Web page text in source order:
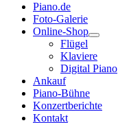
Piano.de
Foto-Galerie
Online-Shop
Flügel
Klaviere
Digital Piano
Ankauf
Piano-Bühne
Konzertberichte
Kontakt